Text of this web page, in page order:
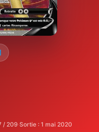
/ 209·Sortie : 1 mai 2020